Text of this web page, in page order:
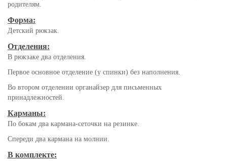
родителям.
Форма:
Детский рюкзак.
Отделения:
В рюкзаке два отделения.
Первое основное отделение (у спинки) без наполнения.
Во втором отделении органайзер для письменных
принадлежностей.
Карманы:
По бокам два кармана-сеточки на резинке.
Спереди два кармана на молнии.
В комплекте: